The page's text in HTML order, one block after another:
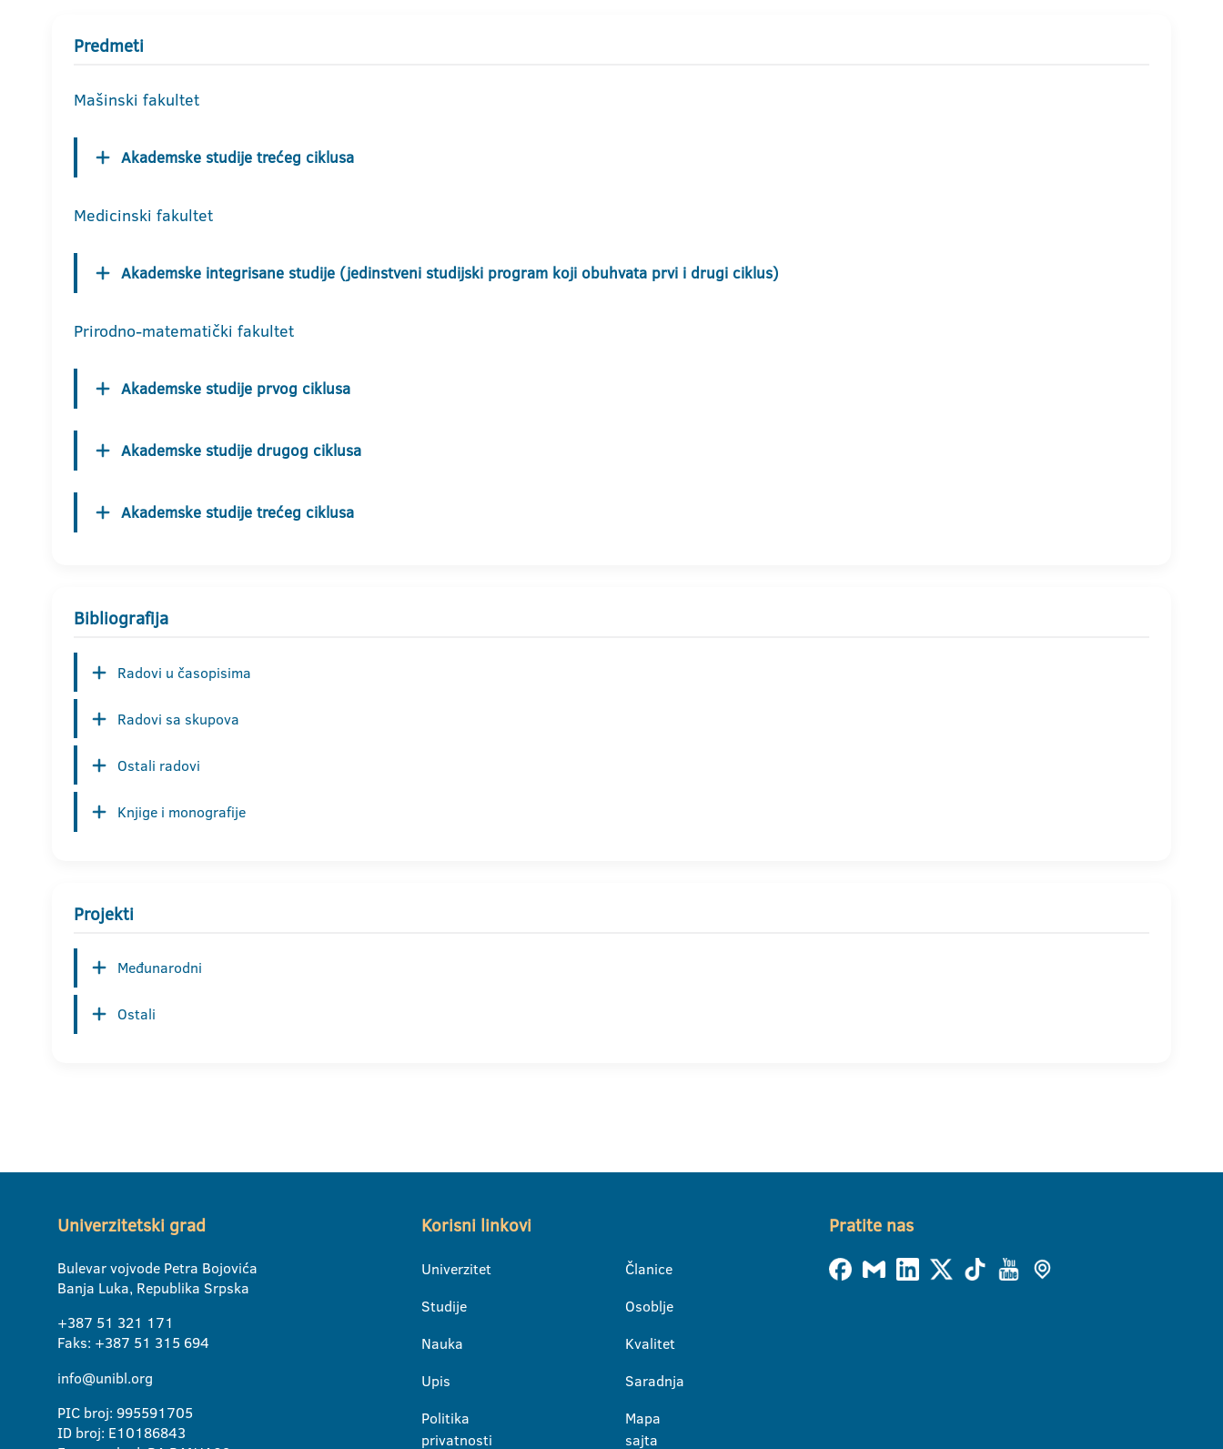
Predmeti
Mašinski fakultet
Akademske studije trećeg ciklusa
Medicinski fakultet
Akademske integrisane studije (jedinstveni studijski program koji obuhvata prvi i drugi ciklus)
Prirodno-matematički fakultet
Akademske studije prvog ciklusa
Akademske studije drugog ciklusa
Akademske studije trećeg ciklusa
Bibliografija
Radovi u časopisima
Radovi sa skupova
Ostali radovi
Knjige i monografije
Projekti
Međunarodni
Ostali
Univerzitetski grad
Bulevar vojvode Petra Bojovića
Banja Luka, Republika Srpska
+387 51 321 171
Faks: +387 51 315 694
info@unibl.org
PIC broj: 995591705
ID broj: E10186843
Korisni linkovi
Univerzitet
Studije
Nauka
Upis
Politika
privatnosti
Članice
Osoblje
Kvalitet
Saradnja
Mapa
sajta
Pratite nas